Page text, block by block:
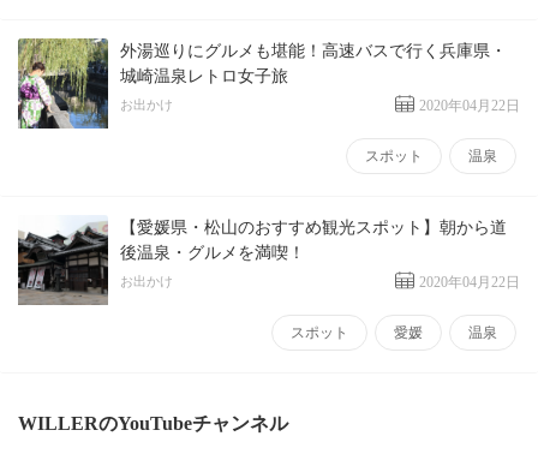
外湯巡りにグルメも堪能！高速バスで行く兵庫県・
城崎温泉レトロ女子旅
お出かけ 2020年04月22日
スポット 温泉
【愛媛県・松山のおすすめ観光スポット】朝から道
後温泉・グルメを満喫！
お出かけ 2020年04月22日
スポット 愛媛 温泉
WILLERのYouTubeチャンネル